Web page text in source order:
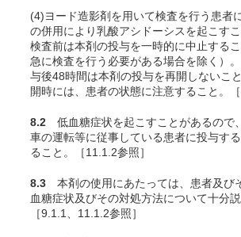
(4)ヨード造影剤を用いて検査を行う患者
の併用により乳酸アシドーシスを起こすこ
検査前は本剤の投与を一時的に中止する
急に検査を行う必要がある場合を除く）
与後48時間は本剤の投与を再開しないこ
開時には、患者の状態に注意すること。［
8.2 低血糖症状を起こすことがあるので
車の運転等に従事している患者に投与す
ること。［11.1.2参照］
8.3 本剤の使用にあたっては、患者及び
血糖症状及びその対処方法について十分説
［9.1.1、11.1.2参照］